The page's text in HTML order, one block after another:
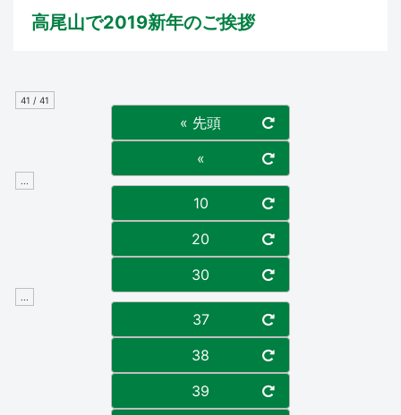
高尾山で2019新年のご挨拶
41 / 41
« 先頭
«
10
20
30
37
38
39